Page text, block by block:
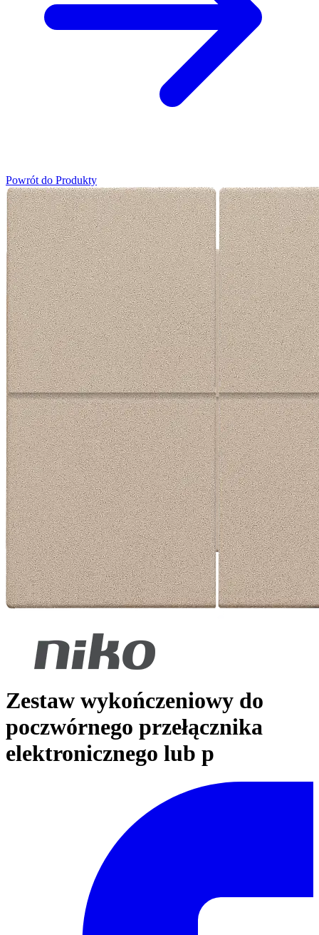
Powrót do Produkty
Zestaw wykończeniowy do
poczwórnego przełącznika
elektronicznego lub p